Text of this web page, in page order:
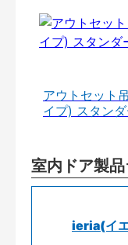
アウトセット
イプ) スタン
室内ドア製
ieria(イ